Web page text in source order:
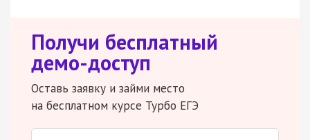
Получи бесплатный
демо-доступ
Оставь заявку и займи место
на бесплатном курсе Турбо ЕГЭ